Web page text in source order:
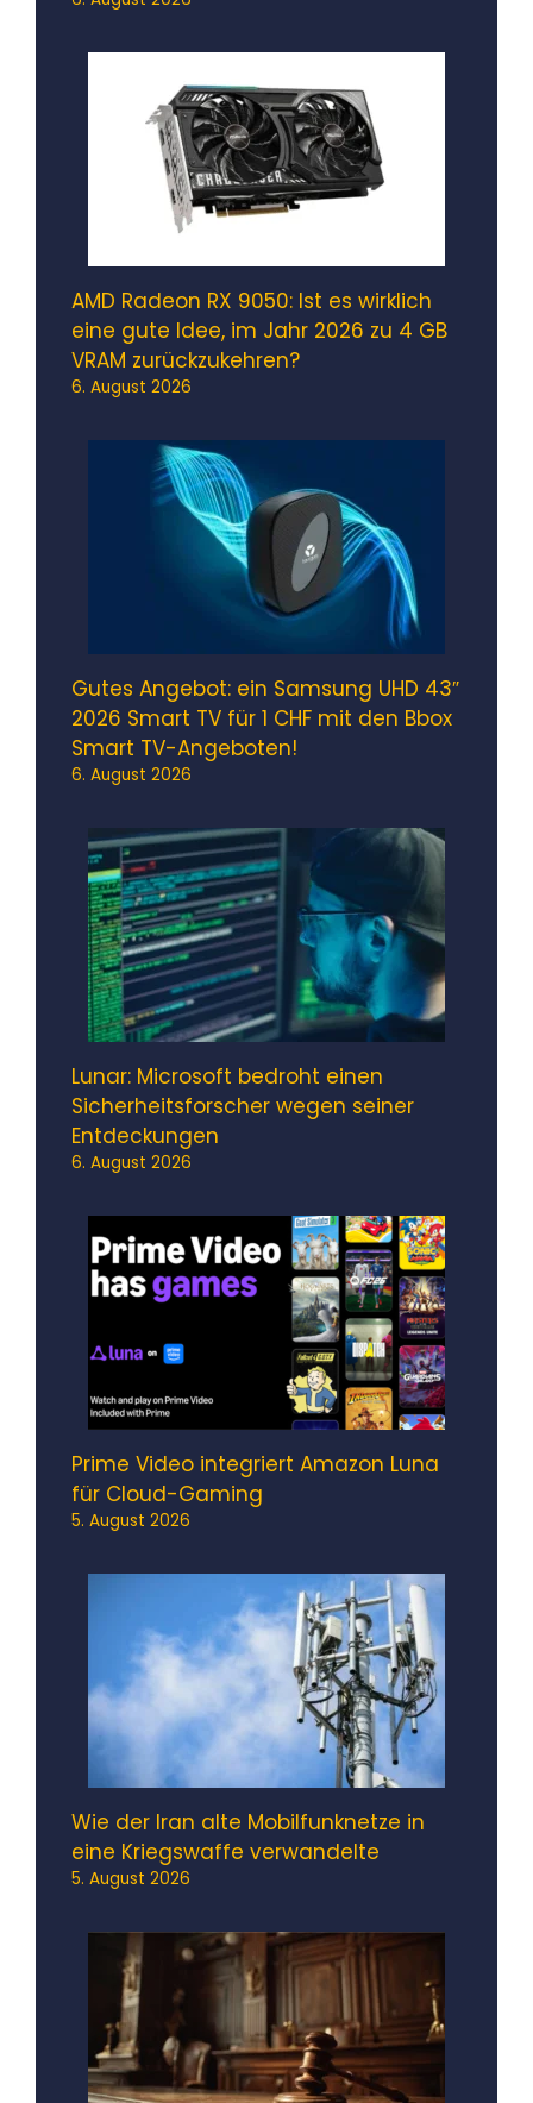
AMD Radeon RX 9050: Ist es wirklich
eine gute Idee, im Jahr 2026 zu 4 GB
VRAM zurückzukehren?
6. August 2026
Gutes Angebot: ein Samsung UHD 43″
2026 Smart TV für 1 CHF mit den Bbox
Smart TV-Angeboten!
6. August 2026
Lunar: Microsoft bedroht einen
Sicherheitsforscher wegen seiner
Entdeckungen
6. August 2026
Prime Video integriert Amazon Luna
für Cloud-Gaming
5. August 2026
Wie der Iran alte Mobilfunknetze in
eine Kriegswaffe verwandelte
5. August 2026